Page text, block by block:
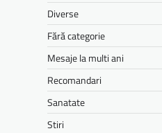
Diverse
Fără categorie
Mesaje la multi ani
Recomandari
Sanatate
Stiri